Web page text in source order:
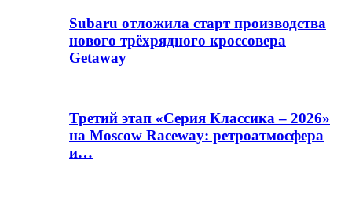
Subaru отложила старт производства
нового трёхрядного кроссовера
Getaway
Третий этап «Серия Классика – 2026»
на Moscow Raceway: ретроатмосфера
и…